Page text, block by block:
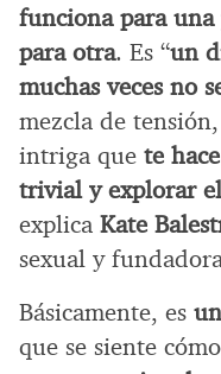
funciona para
para otra. Es “un
muchas veces no
mezcla de
intriga que te
trivial y explorar
explica Kate
sexual y
Básicamente, es
que se siente